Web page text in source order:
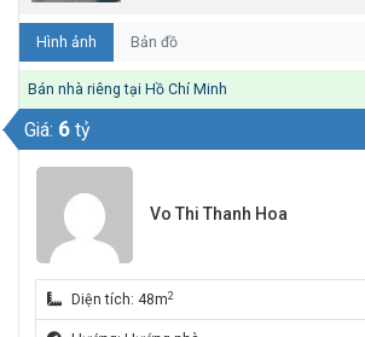
Hình ảnh Bản đồ
Bán nhà riêng tại Hồ Chí Minh
Giá: 6 tỷ
Vo Thi Thanh Hoa
Diện tích: 48m2